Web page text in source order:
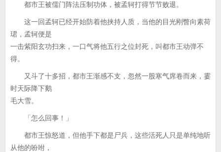
都市王被儒门阵法压制功体，被孟轲打得节节败退。
这一回孟轲已经开始防着他挟持人质，当他的目光刚瞥向素荷
珺，孟轲便是
一击紫阳玄功扫来，一口气将他五行之位封死，叫都市王动弹不
得。
又斗了十多招，都市王渐感不支，忽然一股寒气席卷而来，霎
时天际降下鹅
毛大雪。
「怎么回事！」
都市王惊怒道，但他手下都是尸兵，这些活死人只是单纯地听
从他的吩咐，